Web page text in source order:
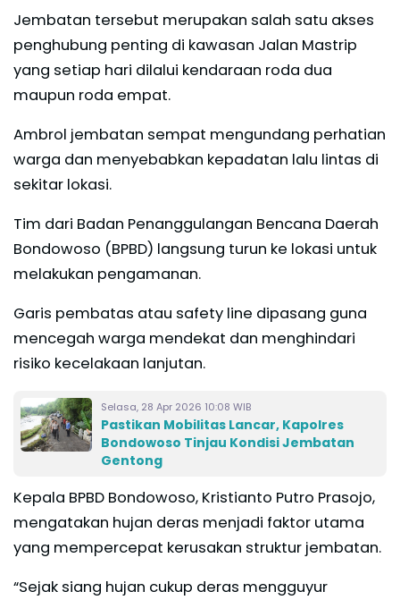
Jembatan tersebut merupakan salah satu akses
penghubung penting di kawasan Jalan Mastrip
yang setiap hari dilalui kendaraan roda dua
maupun roda empat.
Ambrol jembatan sempat mengundang perhatian
warga dan menyebabkan kepadatan lalu lintas di
sekitar lokasi.
Tim dari Badan Penanggulangan Bencana Daerah
Bondowoso (BPBD) langsung turun ke lokasi untuk
melakukan pengamanan.
Garis pembatas atau safety line dipasang guna
mencegah warga mendekat dan menghindari
risiko kecelakaan lanjutan.
Selasa, 28 Apr 2026 10:08 WIB
Pastikan Mobilitas Lancar, Kapolres
Bondowoso Tinjau Kondisi Jembatan
Gentong
Kepala BPBD Bondowoso, Kristianto Putro Prasojo,
mengatakan hujan deras menjadi faktor utama
yang mempercepat kerusakan struktur jembatan.
“Sejak siang hujan cukup deras mengguyur